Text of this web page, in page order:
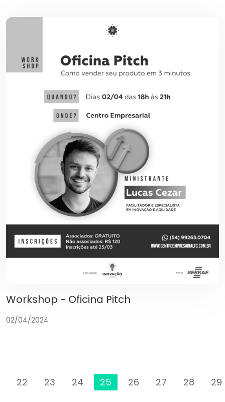
Workshop - Oficina Pitch
02/04/2024
22 23 24 25 26 27 28 29